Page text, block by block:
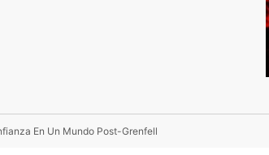
En Un Mundo Post-Grenfell